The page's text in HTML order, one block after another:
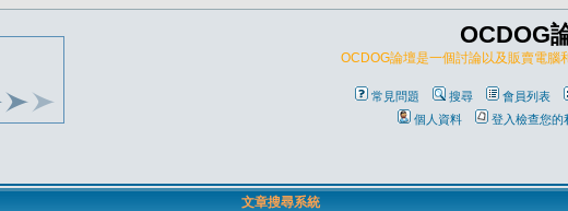
OCDOG
OCDOG論壇是一個討論以及販賣電腦
常見問題 搜尋 會員列表
個人資料
登入檢查您的
文章搜尋系統